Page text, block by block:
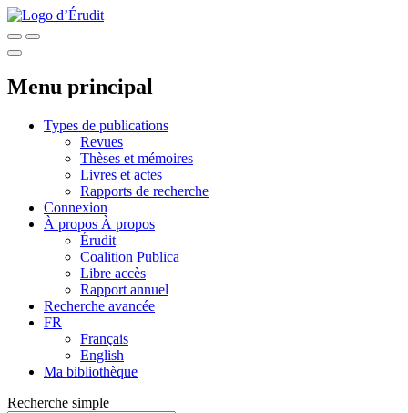
Menu principal
Types de publications
Revues
Thèses et mémoires
Livres et actes
Rapports de recherche
Connexion
À propos À propos
Érudit
Coalition Publica
Libre accès
Rapport annuel
Recherche avancée
FR
Français
English
Ma bibliothèque
Recherche simple